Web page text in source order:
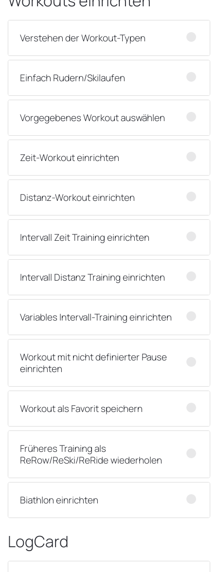
Verstehen der Workout-Typen
Einfach Rudern/Skilaufen
Vorgegebenes Workout auswählen
Zeit-Workout einrichten
Distanz-Workout einrichten
Intervall Zeit Training einrichten
Intervall Distanz Training einrichten
Variables Intervall-Training einrichten
Workout mit nicht definierter Pause
einrichten
Workout als Favorit speichern
Früheres Training als
ReRow/ReSki/ReRide wiederholen
Biathlon einrichten
LogCard